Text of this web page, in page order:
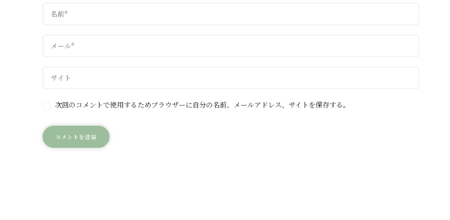
次回のコメントで使用するためブラウザーに自分の名前、メールアドレス、サイトを保存する。